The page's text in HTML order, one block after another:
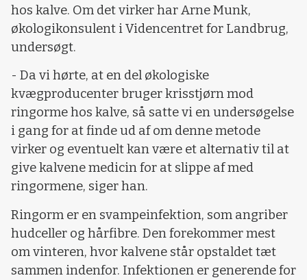
hos kalve. Om det virker har Arne Munk,
økologikonsulent i Videncentret for Landbrug,
undersøgt.
- Da vi hørte, at en del økologiske
kvægproducenter bruger krisstjørn mod
ringorme hos kalve, så satte vi en undersøgelse
i gang for at finde ud af om denne metode
virker og eventuelt kan være et alternativ til at
give kalvene medicin for at slippe af med
ringormene, siger han.
Ringorm er en svampeinfektion, som angriber
hudceller og hårfibre. Den forekommer mest
om vinteren, hvor kalvene står opstaldet tæt
sammen indenfor. Infektionen er generende for